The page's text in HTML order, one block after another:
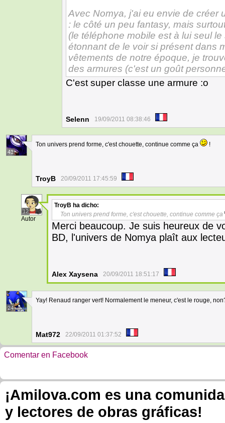
Avec Nomya, j'ai eu envie de créer
: le côté un peu fantasy, mais
(le téléphone mobile est à lui seul
étonnant de le voir si présent dans
vêtements de notre époque, je
des armures (c'est un goût
C'est super classe une armure :o
Selenn 19/09/2011 08:38:46
41
Ton univers prend forme, c'est chouette, continue comme ça !
TroyB 20/09/2011 17:45:59
12
Autor
TroyB ha dicho:
Ton univers prend forme, c'est chouette, continue comme ça
Merci beaucoup. Je suis heureux de
BD, l'univers de Nomya plaît aux
Alex Xaysena 20/09/2011 18:51:17
24
Yay! Renaud ranger vert! Normalement le meneur, c'est le rouge,
Mat972 22/09/2011 01:37:52
Comentar en Facebook
¡Amilova.com es una
y lectores de obras gráficas!